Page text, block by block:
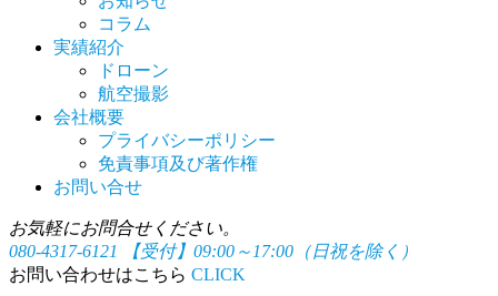
コラム
実績紹介
ドローン
航空撮影
会社概要
プライバシーポリシー
免責事項及び著作権
お問い合せ
お気軽にお問合せください。
080-4317-6121
【受付】09:00～17:00（日祝を除く）
お問い合わせはこちら CLICK